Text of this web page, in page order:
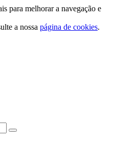
para melhorar a navegação e
a nossa página de cookies.